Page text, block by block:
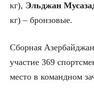
кг), Эльджан
кг) – бронзовые.
Сборная
участие 369
место в командном